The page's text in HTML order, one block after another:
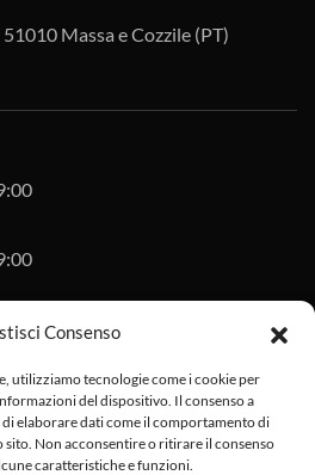
Consenso
utilizziamo tecnologie come i cookie per
del dispositivo. Il consenso a
elaborare dati come il comportamento di
sito. Non acconsentire o ritirare il consenso
caratteristiche e funzioni.
Massa e Cozzile (PT)